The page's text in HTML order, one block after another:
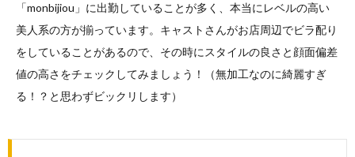
「monbijiou」に出勤していることが多く、本当にレベルの高い
美人系の方が揃っています。キャストさんがお店周辺でビラ配り
をしていることがあるので、その時にスタイルの良さと顔面偏差
値の高さをチェックしてみましょう！（無加工なのに綺麗すぎ
る！？と思わずビックリします）